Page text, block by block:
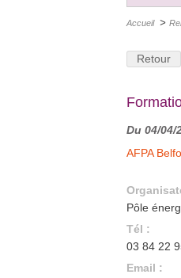
15 oct.
Accueil >
Retour
Du 04/04/
AFPA
Pôle
Tél :
03 84 22
Email :